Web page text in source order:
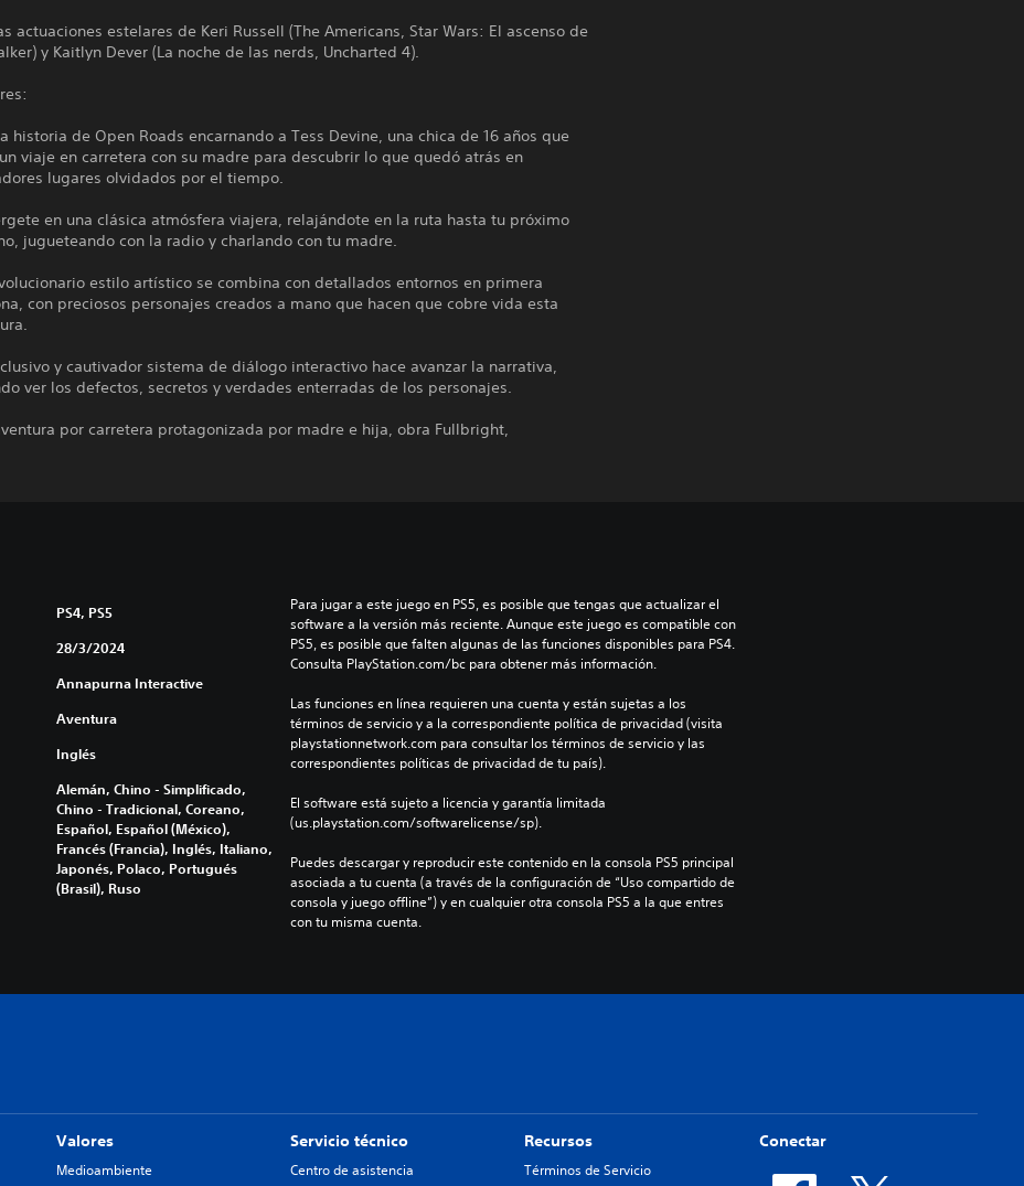
actuaciones estelares de Keri Russell (The Americans, Star Wars: El ascenso de
y Kaitlyn Dever (La noche de las nerds, Uncharted 4).
historia de Open Roads encarnando a Tess Devine, una chica de 16 años que
viaje en carretera con su madre para descubrir lo que quedó atrás en
lugares olvidados por el tiempo.
en una clásica atmósfera viajera, relajándote en la ruta hasta tu próximo
jugueteando con la radio y charlando con tu madre.
estilo artístico se combina con detallados entornos en primera
con preciosos personajes creados a mano que hacen que cobre vida esta
y cautivador sistema de diálogo interactivo hace avanzar la narrativa,
ver los defectos, secretos y verdades enterradas de los personajes.
por carretera protagonizada por madre e hija, obra Fullbright,
PS4, PS5
28/3/2024
Annapurna Interactive
Aventura
Inglés
Alemán, Chino - Simplificado,
Chino - Tradicional, Coreano,
Español, Español (México),
Francés (Francia), Inglés, Italiano,
Japonés, Polaco, Portugués
(Brasil), Ruso
Para jugar a este juego en PS5, es posible que tengas que actualizar el
software a la versión más reciente. Aunque este juego es compatible con
PS5, es posible que falten algunas de las funciones disponibles para PS4.
Consulta PlayStation.com/bc para obtener más información.
Las funciones en línea requieren una cuenta y están sujetas a los
términos de servicio y a la correspondiente política de privacidad (visita
playstationnetwork.com para consultar los términos de servicio y las
correspondientes políticas de privacidad de tu país).
El software está sujeto a licencia y garantía limitada
(us.playstation.com/softwarelicense/sp).
Puedes descargar y reproducir este contenido en la consola PS5 principal
asociada a tu cuenta (a través de la configuración de “Uso compartido de
consola y juego offline”) y en cualquier otra consola PS5 a la que entres
con tu misma cuenta.
Valores
Medioambiente
Servicio técnico
Centro de asistencia
Recursos
Términos de Servicio
Conectar